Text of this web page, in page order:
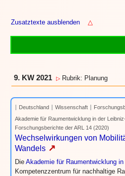
Zusatztexte ausblenden △
9. KW 2021 ▷ Rubrik: Planung
Deutschland Wissenschaft
Akademie für Raumentwicklung in der
Forschungsberichte der ARL 14 (2020)
Wechselwirkungen von
Wandels ↗
Die Akademie für Raumentwicklung
Kompetenzzentrum für nachhaltige